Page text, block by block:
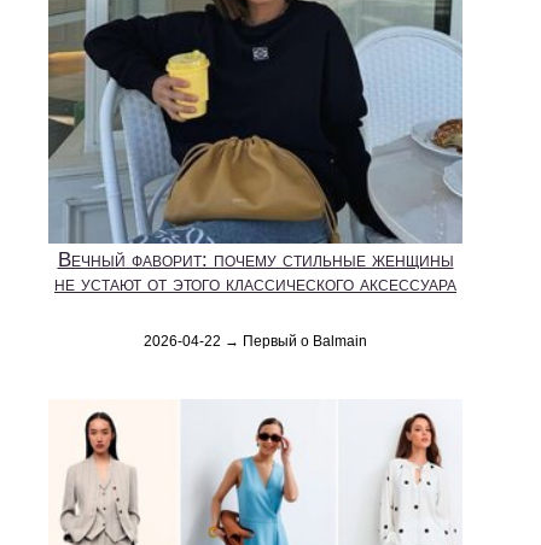
Вечный фаворит: почему стильные женщины
не устают от этого классического аксессуара
2026-04-22 → Первый о Balmain